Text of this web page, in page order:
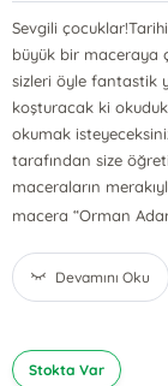
Sevgili
büyük bir maceraya
sizleri öyle fantastik
koşturacak ki
okumak
tarafından size
maceraların
macera “Orman
Devamını Oku
Stokta Var